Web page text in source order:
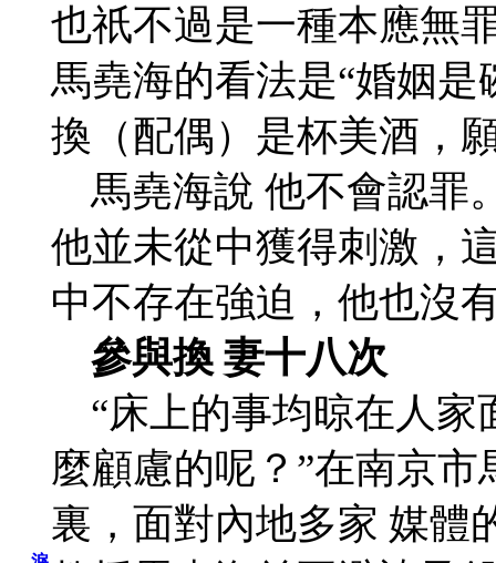
也祇不過是一種本應無
馬堯海的看法是“婚姻
換（配偶）是杯美酒，
馬堯海說 他不會認罪
他並未從中獲得刺激，
中不存在強迫，他也沒
參與換 妻十八次
“床上的事均晾在人家
麼顧慮的呢？”在南京
裏，面對內地多家 媒體